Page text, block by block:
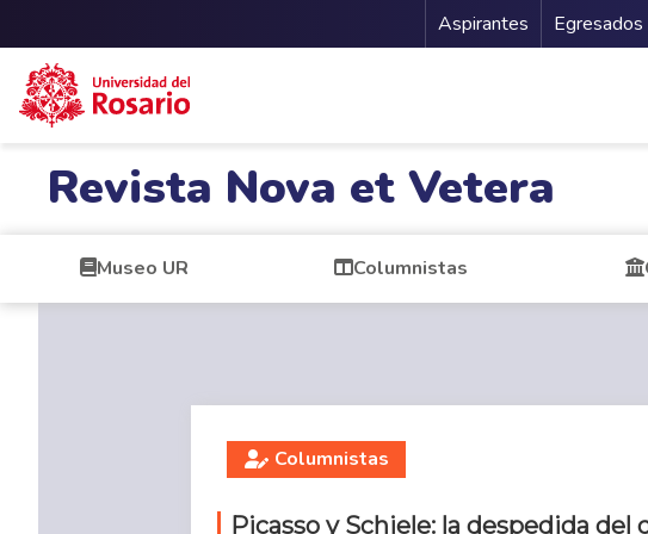
Menu
Aspirantes Egresados
Revista Nova et Vetera
Museo UR Columnistas
Columnistas
Picasso y Schiele: la despedida del